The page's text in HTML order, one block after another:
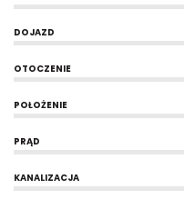
DOJAZD
OTOCZENIE
POŁOŻENIE
PRĄD
KANALIZACJA